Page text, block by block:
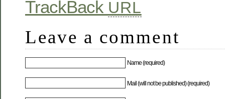
TrackBack URL
Leave a comment
Name (required)
Mail (will not be published) (required)